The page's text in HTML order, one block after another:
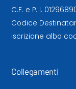
C.F. e P. I.
Codice
Iscrizione albo
Collegamenti